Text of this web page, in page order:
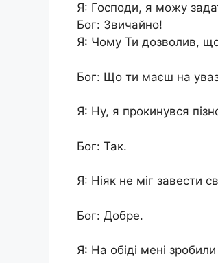
Я: Господи, я можу
Бог: Звичайно!
Я: Чому Ти дозволив,
Бог: Що ти маєш на
Я: Ну, я прокинувся
Бог: Так.
Я: Ніяк не міг завести
Бог: Добре.
Я: На обіді мені